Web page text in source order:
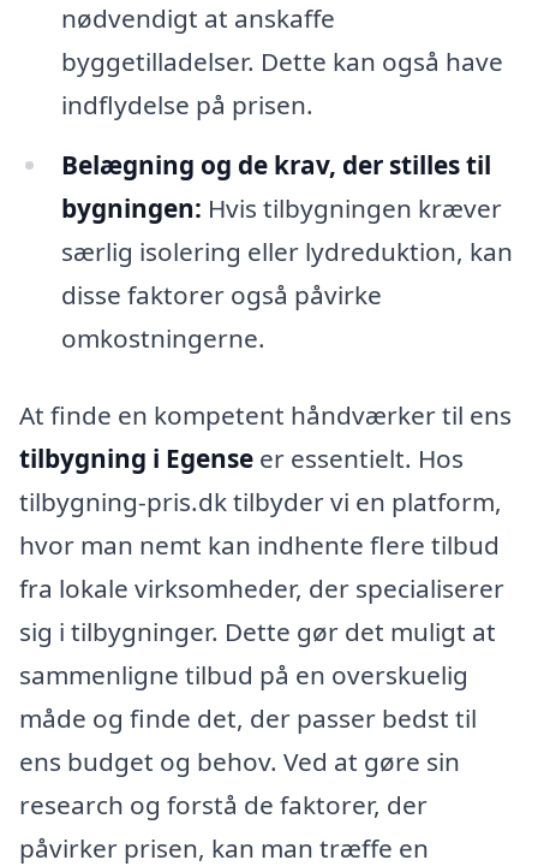
nødvendigt at anskaffe
byggetilladelser. Dette kan også have
indflydelse på prisen.
Belægning og de krav, der stilles til
bygningen: Hvis tilbygningen kræver
særlig isolering eller lydreduktion, kan
disse faktorer også påvirke
omkostningerne.
At finde en kompetent håndværker til ens
tilbygning i Egense er essentielt. Hos
tilbygning-pris.dk tilbyder vi en platform,
hvor man nemt kan indhente flere tilbud
fra lokale virksomheder, der specialiserer
sig i tilbygninger. Dette gør det muligt at
sammenligne tilbud på en overskuelig
måde og finde det, der passer bedst til
ens budget og behov. Ved at gøre sin
research og forstå de faktorer, der
påvirker prisen, kan man træffe en